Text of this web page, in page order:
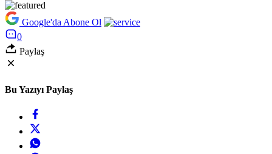
Google'da Abone Ol
0
Paylaş
Bu Yazıyı Paylaş